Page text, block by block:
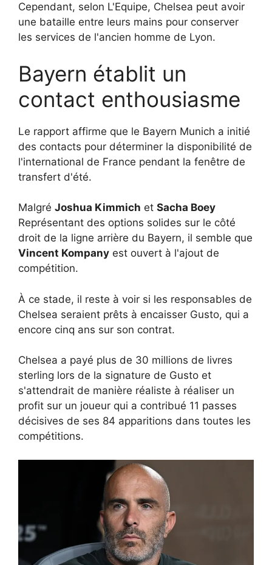
Cependant, selon L'Equipe, Chelsea peut avoir
une bataille entre leurs mains pour conserver
les services de l'ancien homme de Lyon.
Bayern établit un
contact enthousiasme
Le rapport affirme que le Bayern Munich a initié
des contacts pour déterminer la disponibilité de
l'international de France pendant la fenêtre de
transfert d'été.
Malgré Joshua Kimmich et Sacha Boey
Représentant des options solides sur le côté
droit de la ligne arrière du Bayern, il semble que
Vincent Kompany est ouvert à l'ajout de
compétition.
À ce stade, il reste à voir si les responsables de
Chelsea seraient prêts à encaisser Gusto, qui a
encore cinq ans sur son contrat.
Chelsea a payé plus de 30 millions de livres
sterling lors de la signature de Gusto et
s'attendrait de manière réaliste à réaliser un
profit sur un joueur qui a contribué 11 passes
décisives de ses 84 apparitions dans toutes les
compétitions.